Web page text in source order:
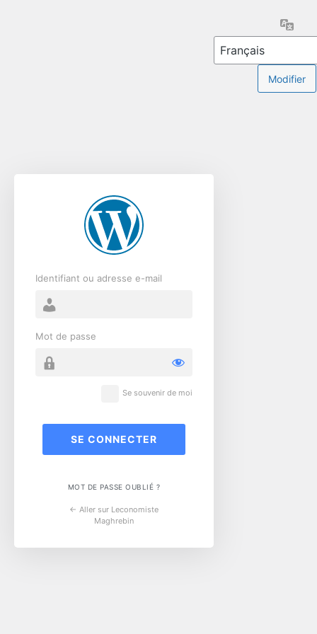
Identifiant ou adresse e-mail
Mot de passe
Se souvenir de moi
MOT DE PASSE OUBLIÉ ?
← Aller sur Leconomiste
Maghrebin